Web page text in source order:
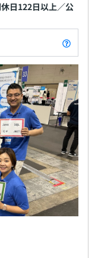
日122日以上／公